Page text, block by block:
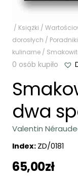
/ Książki /
dorosłych /
kulinarne /
0 osób kupiło
dwa
Valentin
Index: ZD/0181
65,00zł